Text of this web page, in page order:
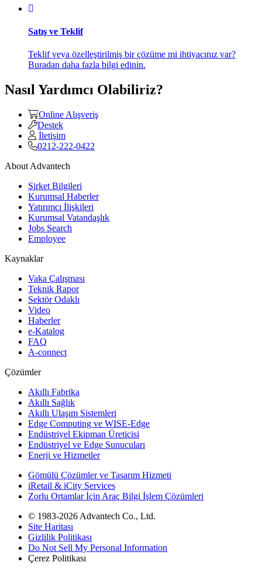
Satış ve Teklif
Teklif veya özelleştirilmiş bir çözüme mi ihtiyacınız var?
Buradan daha fazla bilgi edinin.
Nasıl Yardımcı Olabiliriz?
Online Alışveriş
Destek
İletişim
0212-222-0422
About Advantech
Şirket Bilgileri
Kurumsal Haberler
Yatırımcı İlişkileri
Kurumsal Vatandaşlık
Jobs Search
Employee
Kaynaklar
Vaka Çalışması
Teknik Rapor
Sektör Odaklı
Video
Haberler
e-Katalog
FAQ
A-connect
Çözümler
Akıllı Fabrika
Akıllı Sağlık
Akıllı Ulaşım Sistemleri
Edge Computing ve WISE-Edge
Endüstriyel Ekipman Üreticisi
Endüstriyel ve Edge Sunucuları
Enerji ve Hizmetler
Gömülü Çözümler ve Tasarım Hizmeti
iRetail & iCity Services
Zorlu Ortamlar İçin Araç Bilgi İşlem Çözümleri
© 1983-2026 Advantech Co., Ltd.
Site Haritası
Gizlilik Politikası
Do Not Sell My Personal Information
Çerez Politikası